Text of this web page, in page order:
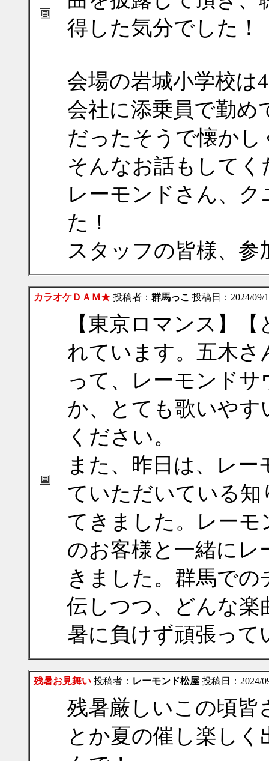
得した気分でした！
会場の岩城小学校は
会社に添乗員で勤め
だったそうで懐か
そんなお話もして
レーモンドさん、
た！
スタッフの皆様、
カラオケＤＡＭ★ 投稿者： 群馬っこ 投稿日：2024/09/
【東京ロマンス】
れています。五木
って、レーモンド
か、とても歌いや
ください。
また、昨日は、レ
ていただいている
てきました。レー
のお客様と一緒に
きました。群馬で
伝しつつ、どんな楽
暑に負けず頑張って
残暑お見舞い 投稿者： レーモンド松屋 投稿日：2024/
残暑厳しいこの頃皆
とか夏の催し楽し